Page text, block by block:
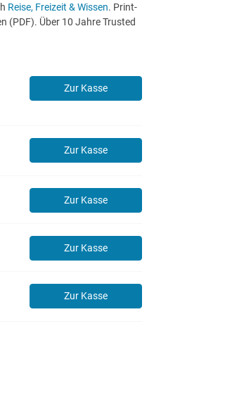
Reise, Freizeit & Wissen. Print-
(PDF). Über 10 Jahre Trusted
Zur Kasse
Zur Kasse
Zur Kasse
Zur Kasse
Zur Kasse